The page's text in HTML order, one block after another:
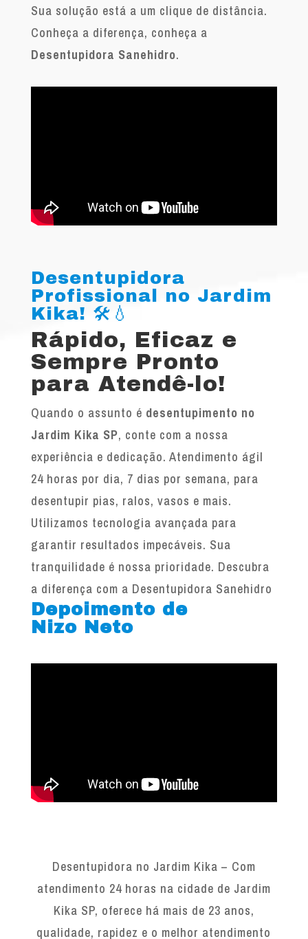
Sua solução está a um clique de distância.
Conheça a diferença, conheça a
Desentupidora Sanehidro.
Desentupidora
Profissional no Jardim
Kika! 🛠️💧
Rápido, Eficaz e
Sempre Pronto
para Atendê-lo!
Quando o assunto é desentupimento no
Jardim Kika SP, conte com a nossa
experiência e dedicação. Atendimento ágil
24 horas por dia, 7 dias por semana, para
desentupir pias, ralos, vasos e mais.
Utilizamos tecnologia avançada para
garantir resultados impecáveis. Sua
tranquilidade é nossa prioridade. Descubra
a diferença com a Desentupidora Sanehidro
Depoimento de
Nizo Neto
Desentupidora no Jardim Kika – Com
atendimento 24 horas na cidade de Jardim
Kika SP, oferece há mais de 23 anos,
qualidade, rapidez e o melhor atendimento